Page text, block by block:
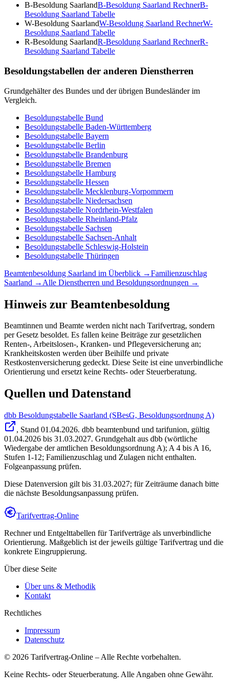
B-Besoldung SaarlandB-Besoldung Saarland RechnerB-
Besoldung Saarland Tabelle
W-Besoldung SaarlandW-Besoldung Saarland RechnerW-
Besoldung Saarland Tabelle
R-Besoldung SaarlandR-Besoldung Saarland RechnerR-
Besoldung Saarland Tabelle
Besoldungstabellen der anderen Dienstherren
Grundgehälter des Bundes und der übrigen Bundesländer im
Vergleich.
Besoldungstabelle Bund
Besoldungstabelle Baden-Württemberg
Besoldungstabelle Bayern
Besoldungstabelle Berlin
Besoldungstabelle Brandenburg
Besoldungstabelle Bremen
Besoldungstabelle Hamburg
Besoldungstabelle Hessen
Besoldungstabelle Mecklenburg-Vorpommern
Besoldungstabelle Niedersachsen
Besoldungstabelle Nordrhein-Westfalen
Besoldungstabelle Rheinland-Pfalz
Besoldungstabelle Sachsen
Besoldungstabelle Sachsen-Anhalt
Besoldungstabelle Schleswig-Holstein
Besoldungstabelle Thüringen
Beamtenbesoldung Saarland im Überblick →Familienzuschlag
Saarland → Alle Dienstherren und Besoldungsordnungen →
Hinweis zur Beamtenbesoldung
Beamtinnen und Beamte werden nicht nach Tarifvertrag, sondern
per Gesetz besoldet. Es fallen keine Beiträge zur gesetzlichen
Renten-, Arbeitslosen-, Kranken- und Pflegeversicherung an;
Krankheitskosten werden über Beihilfe und private
Restkostenversicherung gedeckt. Diese Seite ist eine unverbindliche
Orientierung und ersetzt keine Rechts- oder Steuerberatung.
Quellen und Datenstand
dbb Besoldungstabelle Saarland (SBesG, Besoldungsordnung A)
, Stand 01.04.2026. dbb beamtenbund und tarifunion, gültig
01.04.2026 bis 31.03.2027. Grundgehalt aus dbb (wörtliche
Wiedergabe der amtlichen Besoldungsordnung A); A 4 bis A 16,
Stufen 1-12; Familienzuschlag und Zulagen nicht enthalten.
Folgeanpassung prüfen.
Diese Datenversion gilt bis 31.03.2027; für Zeiträume danach bitte
die nächste Besoldungsanpassung prüfen.
Tarifvertrag-Online
Rechner und Entgelttabellen für Tarifverträge als unverbindliche
Orientierung. Maßgeblich ist der jeweils gültige Tarifvertrag und die
konkrete Eingruppierung.
Über diese Seite
Über uns & Methodik
Kontakt
Rechtliches
Impressum
Datenschutz
© 2026 Tarifvertrag-Online – Alle Rechte vorbehalten.
Keine Rechts- oder Steuerberatung. Alle Angaben ohne Gewähr.